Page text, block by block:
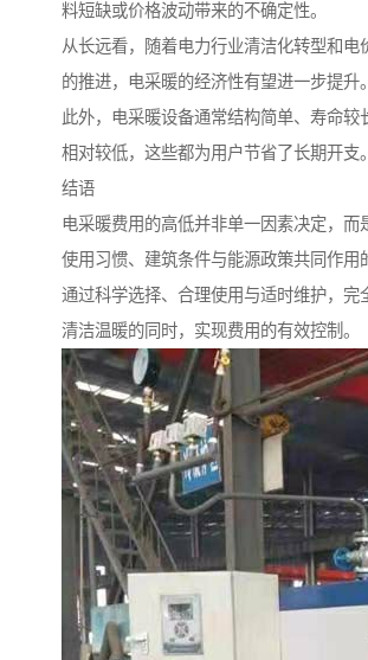
料短缺或价格波动带来的不确定性。
从长远看，随着电力行业清洁化转型和电
的推进，电采暖的经济性有望进一步提升。
此外，电采暖设备通常结构简单、寿命较
相对较低，这些都为用户节省了长期开支。
结语
电采暖费用的高低并非单一因素决定，而
使用习惯、建筑条件与能源政策共同作用
通过科学选择、合理使用与适时维护，完
清洁温暖的同时，实现费用的有效控制。